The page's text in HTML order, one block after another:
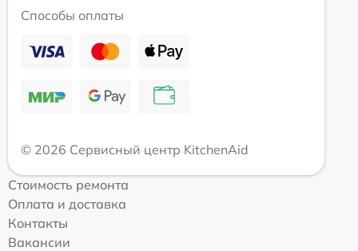
Способы оплаты
© 2026 Сервисный центр KitchenAid
Стоимость ремонта
Оплата и доставка
Контакты
Вакансии